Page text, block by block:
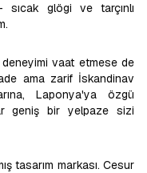
sıcak glögi ve tarçınlı
vaat etmese de
ama zarif İskandinav
Laponya'ya özgü
geniş bir yelpaze sizi
tasarım markası. Cesur